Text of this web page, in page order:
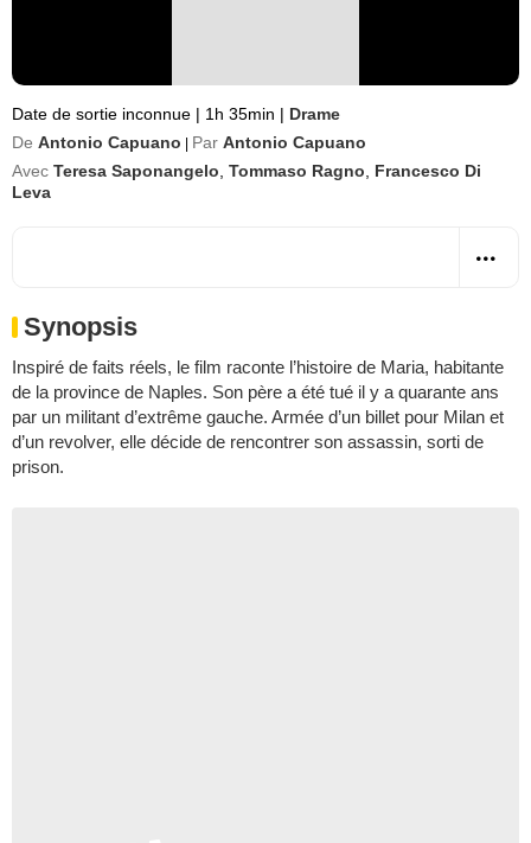
Date de sortie inconnue | 1h 35min | Drame
De Antonio Capuano Par Antonio Capuano
Avec Teresa Saponangelo Tommaso Ragno
Francesco Di
Leva
Synopsis
Inspiré de faits réels, le film raconte l’histoire de Maria, habitante
de la province de Naples. Son père a été tué il y a quarante ans
par un militant d’extrême gauche. Armée d’un billet pour Milan et
d’un revolver, elle décide de rencontrer son assassin, sorti de
prison.